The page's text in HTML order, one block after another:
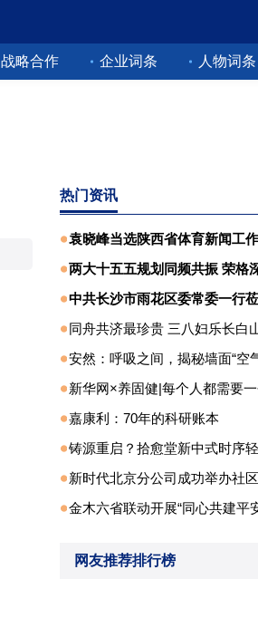
战略合作 企业词条 人物词条
热门资讯
袁晓峰当选陕西省体育新闻工
两大十五五规划同频共振 荣格
中共长沙市雨花区委常委一行
同舟共济最珍贵 三八妇乐长白
安然：呼吸之间，揭秘墙面“空
新华网×养固健|每个人都需要
嘉康利：70年的科研账本
铸源重启？拾愈堂新中式时序
新时代北京分公司成功举办社
金木六省联动开展“同心共建平
网友推荐排行榜